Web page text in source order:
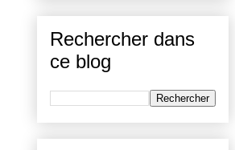
Rechercher dans
ce blog